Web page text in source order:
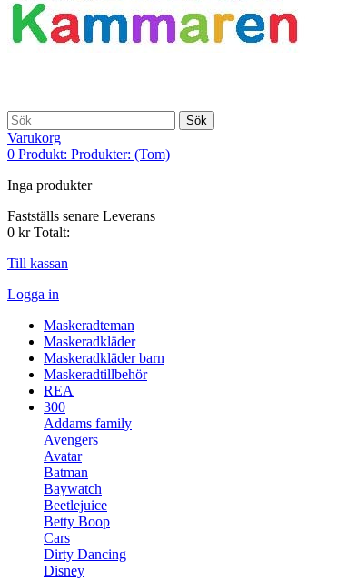
Sök
Varukorg
0 Produkt: Produkter: (Tom)
Inga produkter
Fastställs senare Leverans
0 kr Totalt:
Till kassan
Logga in
Maskeradteman
Maskeradkläder
Maskeradkläder barn
Maskeradtillbehör
REA
300
Addams family
Avengers
Avatar
Batman
Baywatch
Beetlejuice
Betty Boop
Cars
Dirty Dancing
Disney